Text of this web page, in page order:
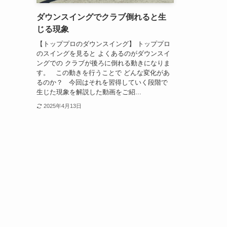
ダウンスイングでクラブ倒れると生
じる現象
【トッププロのダウンスイング】 トッププロ
のスイングを見ると よくあるのがダウンスイ
ングでの クラブが後ろに倒れる動きになりま
す。 この動きを行うことで どんな変化があ
るのか？ 今回はそれを習得していく段階で
生じた現象を解説した動画をご紹...
2025年4月13日